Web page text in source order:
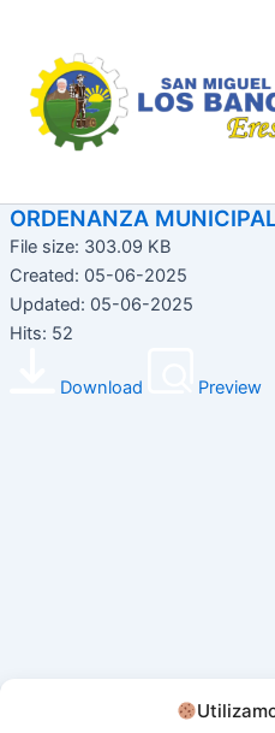
contenido
ORDENANZA
File size: 303.09 KB
Created: 05-06-2025
Updated: 05-06-2025
Hits: 52
Download Preview